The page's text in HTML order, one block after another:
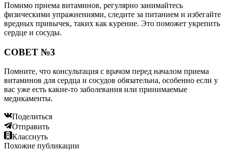
Помимо приема витаминов, регулярно занимайтесь
физическими упражнениями, следите за питанием и избегайте
вредных привычек, таких как курение. Это поможет укрепить
сердце и сосуды.
СОВЕТ №3
Помните, что консультация с врачом перед началом приема
витаминов для сердца и сосудов обязательна, особенно если у
вас уже есть какие-то заболевания или принимаемые
медикаменты.
Поделиться
Отправить
Класснуть
Похожие публикации